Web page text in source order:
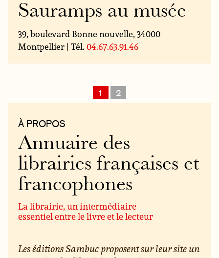
Sauramps au musée
39, boulevard Bonne nouvelle, 34000
Montpellier | Tél. 04.67.63.91.46
1 2
À PROPOS
Annuaire des
librairies françaises et
francophones
La librairie, un intermédiaire
essentiel entre le livre et le lecteur
Les éditions Sambuc proposent sur leur site un